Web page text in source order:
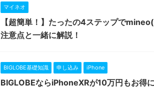
マイネオ
【超簡単！】たったの4ステップで
注意点と一緒に解説！
BIGLOBE基礎知識 申し込み iPhone
BIGLOBEならiPhoneXRが10万円もお得